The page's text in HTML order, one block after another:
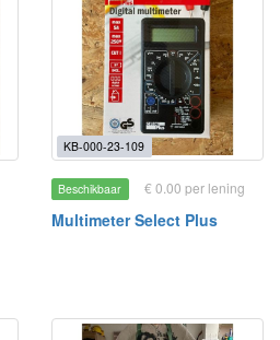
KB-000-23-109
Beschikbaar € 0.00 per lening
Multimeter Select Plus